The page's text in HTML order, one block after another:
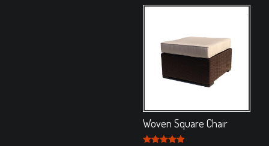
Woven Square Chair